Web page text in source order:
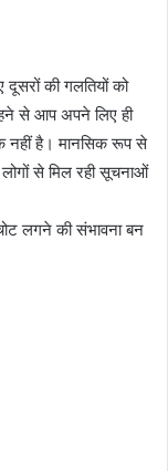
की गलतियों को
से आप अपने लिए ही
नहीं है। मानसिक रूप से
से मिल रही सूचनाओं
लगने की संभावना बन